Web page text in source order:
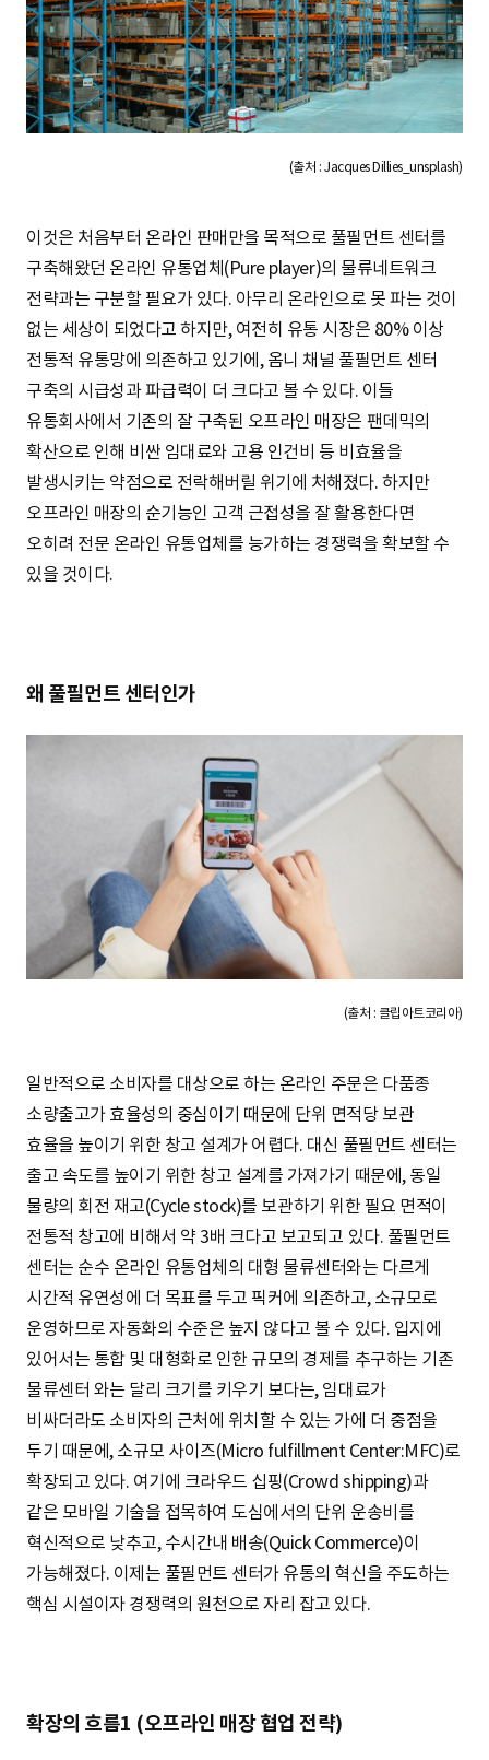
(출처 : Jacques Dillies_unsplash)
이것은 처음부터 온라인 판매만을 목적으로 풀필먼트 센터를
구축해왔던 온라인 유통업체(Pure player)의 물류네트워크
전략과는 구분할 필요가 있다. 아무리 온라인으로 못 파는 것이
없는 세상이 되었다고 하지만, 여전히 유통 시장은 80% 이상
전통적 유통망에 의존하고 있기에, 옴니 채널 풀필먼트 센터
구축의 시급성과 파급력이 더 크다고 볼 수 있다. 이들
유통회사에서 기존의 잘 구축된 오프라인 매장은 팬데믹의
확산으로 인해 비싼 임대료와 고용 인건비 등 비효율을
발생시키는 약점으로 전락해버릴 위기에 처해졌다. 하지만
오프라인 매장의 순기능인 고객 근접성을 잘 활용한다면
오히려 전문 온라인 유통업체를 능가하는 경쟁력을 확보할 수
있을 것이다.
왜 풀필먼트 센터인가
(출처 : 클립아트코리아)
일반적으로 소비자를 대상으로 하는 온라인 주문은 다품종
소량출고가 효율성의 중심이기 때문에 단위 면적당 보관
효율을 높이기 위한 창고 설계가 어렵다. 대신 풀필먼트 센터는
출고 속도를 높이기 위한 창고 설계를 가져가기 때문에, 동일
물량의 회전 재고(Cycle stock)를 보관하기 위한 필요 면적이
전통적 창고에 비해서 약 3배 크다고 보고되고 있다. 풀필먼트
센터는 순수 온라인 유통업체의 대형 물류센터와는 다르게
시간적 유연성에 더 목표를 두고 픽커에 의존하고, 소규모로
운영하므로 자동화의 수준은 높지 않다고 볼 수 있다. 입지에
있어서는 통합 및 대형화로 인한 규모의 경제를 추구하는 기존
물류센터 와는 달리 크기를 키우기 보다는, 임대료가
비싸더라도 소비자의 근처에 위치할 수 있는 가에 더 중점을
두기 때문에, 소규모 사이즈(Micro fulfillment Center:MFC)로
확장되고 있다. 여기에 크라우드 십핑(Crowd shipping)과
같은 모바일 기술을 접목하여 도심에서의 단위 운송비를
혁신적으로 낮추고, 수시간내 배송(Quick Commerce)이
가능해졌다. 이제는 풀필먼트 센터가 유통의 혁신을 주도하는
핵심 시설이자 경쟁력의 원천으로 자리 잡고 있다.
확장의 흐름1 (오프라인 매장 협업 전략)